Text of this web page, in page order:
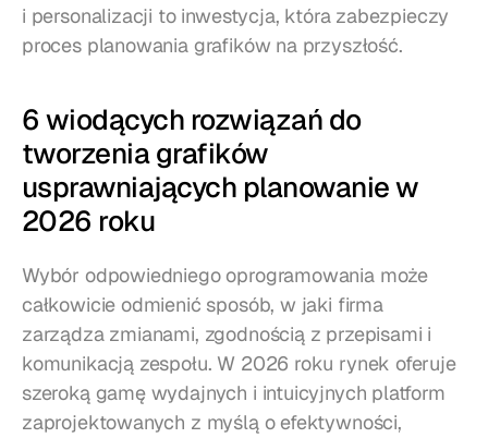
i personalizacji to inwestycja, która zabezpieczy
proces planowania grafików na przyszłość.
6 wiodących rozwiązań do
tworzenia grafików
usprawniających planowanie w
2026 roku
Wybór odpowiedniego oprogramowania może
całkowicie odmienić sposób, w jaki firma
zarządza zmianami, zgodnością z przepisami i
komunikacją zespołu. W 2026 roku rynek oferuje
szeroką gamę wydajnych i intuicyjnych platform
zaprojektowanych z myślą o efektywności,